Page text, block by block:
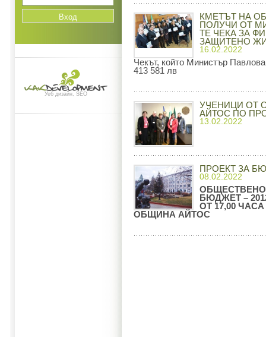
Уеб дизайн, SEO
КМЕТЪТ НА
ПОЛУЧИ ОТ
ТЕ ЧЕКА ЗА
ЗАЩИТЕНО
16.02.2022
Чекът, който Министър
413 581 лв
УЧЕНИЦИ ОТ
АЙТОС ПО
13.02.2022
ПРОЕКТ ЗА
08.02.2022
БЮДЖЕТ –
ОТ 17,00
ОБЩИНА АЙТОС